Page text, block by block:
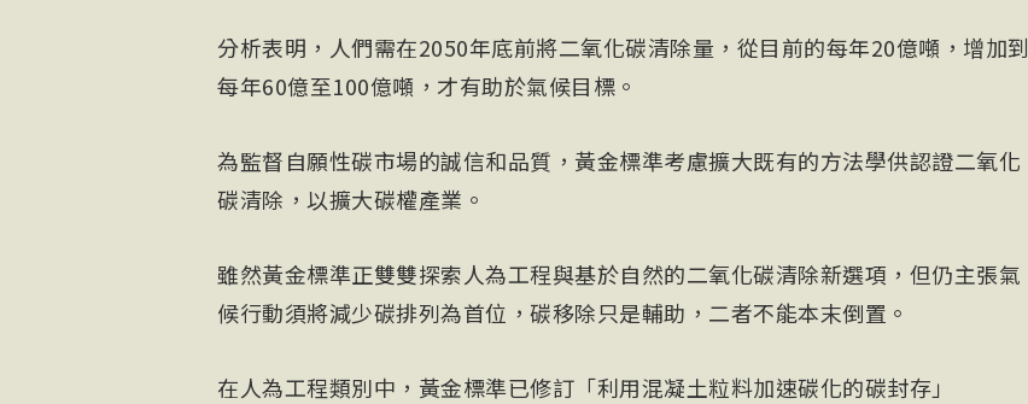
分析表明，人們需在2050年底前將二氧化碳清除量，從目前的每年20億噸，增加到
每年60億至100億噸，才有助於氣候目標。
為監督自願性碳市場的誠信和品質，黃金標準考慮擴大既有的方法學供認證二氧化
碳清除，以擴大碳權產業。
雖然黃金標準正雙雙探索人為工程與基於自然的二氧化碳清除新選項，但仍主張氣
候行動須將減少碳排列為首位，碳移除只是輔助，二者不能本末倒置。
在人為工程類別中，黃金標準已修訂「利用混凝土粒料加速碳化的碳封存」